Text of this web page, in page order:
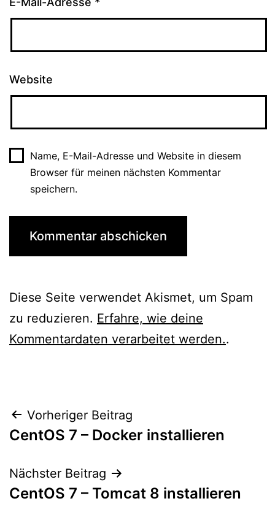
Website
Name, E-Mail-Adresse und Website in diesem
Browser für meinen nächsten Kommentar
speichern.
Diese Seite verwendet Akismet, um Spam
zu reduzieren. Erfahre, wie deine
Kommentardaten verarbeitet werden..
Beitragsnavigation
Vorheriger Beitrag
CentOS 7 – Docker installieren
Nächster Beitrag
CentOS 7 – Tomcat 8 installieren